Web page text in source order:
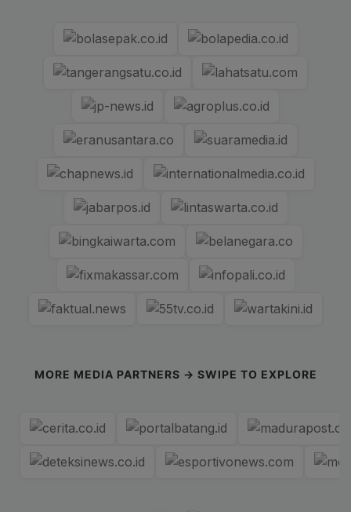
MORE MEDIA PARTNERS → SWIPE TO EXPLORE